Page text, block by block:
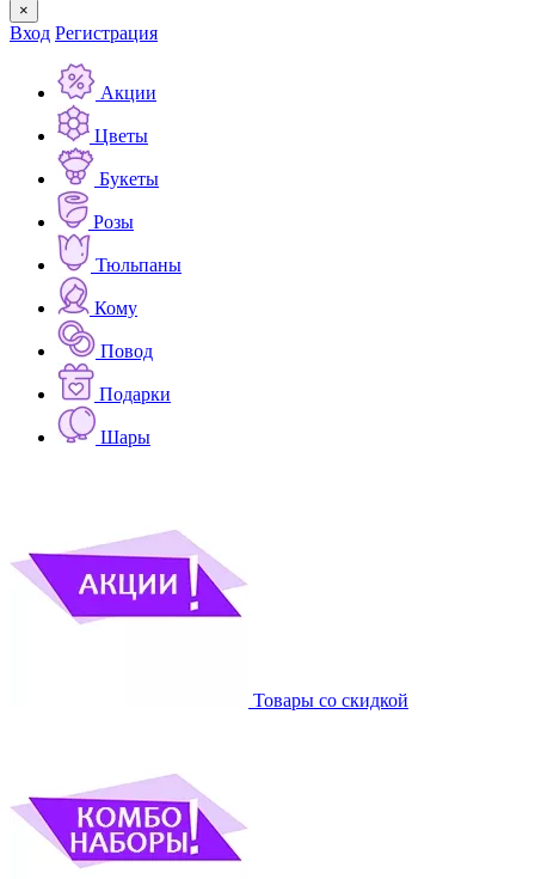
×
Вход Регистрация
Акции
Цветы
Букеты
Розы
Тюльпаны
Кому
Повод
Подарки
Шары
Товары со скидкой